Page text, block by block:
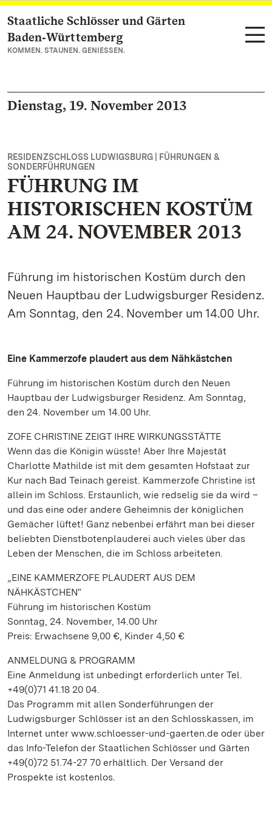
Zum Hauptinhalt springen
Staatliche Schlösser und Gärten
Baden‑Württemberg
KOMMEN. STAUNEN. GENIESSEN.
Dienstag, 19. November 2013
RESIDENZSCHLOSS LUDWIGSBURG | FÜHRUNGEN &
SONDERFÜHRUNGEN
FÜHRUNG IM
HISTORISCHEN KOSTÜM
AM 24. NOVEMBER 2013
Führung im historischen Kostüm durch den
Neuen Hauptbau der Ludwigsburger Residenz.
Am Sonntag, den 24. November um 14.00 Uhr.
Eine Kammerzofe plaudert aus dem Nähkästchen
Führung im historischen Kostüm durch den Neuen
Hauptbau der Ludwigsburger Residenz. Am Sonntag,
den 24. November um 14.00 Uhr.
ZOFE CHRISTINE ZEIGT IHRE WIRKUNGSSTÄTTE
Wenn das die Königin wüsste! Aber Ihre Majestät
Charlotte Mathilde ist mit dem gesamten Hofstaat zur
Kur nach Bad Teinach gereist. Kammerzofe Christine ist
allein im Schloss. Erstaunlich, wie redselig sie da wird –
und das eine oder andere Geheimnis der königlichen
Gemächer lüftet! Ganz nebenbei erfährt man bei dieser
beliebten Dienstbotenplauderei auch vieles über das
Leben der Menschen, die im Schloss arbeiteten.
„EINE KAMMERZOFE PLAUDERT AUS DEM
NÄHKÄSTCHEN“
Führung im historischen Kostüm
Sonntag, 24. November, 14.00 Uhr
Preis: Erwachsene 9,00 €, Kinder 4,50 €
ANMELDUNG & PROGRAMM
Eine Anmeldung ist unbedingt erforderlich unter Tel.
+49(0)71 41.18 20 04.
Das Programm mit allen Sonderführungen der
Ludwigsburger Schlösser ist an den Schlosskassen, im
Internet unter www.schloesser-und-gaerten.de oder über
das Info-Telefon der Staatlichen Schlösser und Gärten
+49(0)72 51.74-27 70 erhältlich. Der Versand der
Prospekte ist kostenlos.